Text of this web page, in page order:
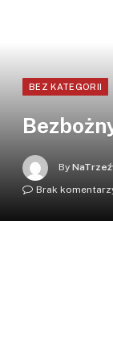
BEZ KATEGORII
By
Brak